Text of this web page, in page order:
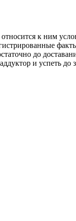
к ним
до
и успеть